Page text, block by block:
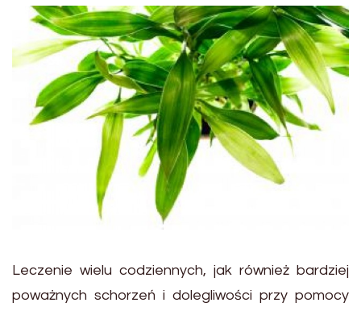
Leczenie wielu codziennych, jak również bardziej
poważnych schorzeń i dolegliwości przy pomocy